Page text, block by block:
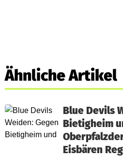
Ähnliche Artikel
Blue Devils
Bietigheim
Eisbären